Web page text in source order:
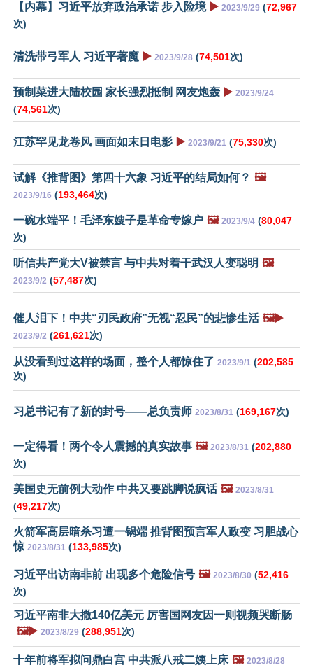
【内幕】习近平放弃政治承诺 步入险境 ▶️ 2023/9/29 (72,967
次)
清洗带弓军人 习近平著魔 ▶️ 2023/9/28 (74,501次)
预制菜进大陆校园 家长强烈抵制 网友炮轰 ▶️ 2023/9/24
(74,561次)
江苏罕见龙卷风 画面如末日电影 ▶️ 2023/9/21 (75,330次)
试解《推背图》第四十六象 习近平的结局如何？ 🖼️
2023/9/16 (193,464次)
一碗水端平！毛泽东嫂子是革命专嫁户 🖼️ 2023/9/4 (80,047
次)
听信共产党大V被禁言 与中共对着干武汉人变聪明 🖼️
2023/9/2 (57,487次)
催人泪下！中共“刃民政府”无视“忍民”的悲惨生活 🖼️▶️
2023/9/2 (261,621次)
从没看到过这样的场面，整个人都惊住了 2023/9/1 (202,585
次)
习总书记有了新的封号——总负责师 2023/8/31 (169,167次)
一定得看！两个令人震撼的真实故事 🖼️ 2023/8/31 (202,880
次)
美国史无前例大动作 中共又要跳脚说疯话 🖼️ 2023/8/31
(49,217次)
火箭军高层暗杀习遭一锅端 推背图预言军人政变 习胆战心
惊 2023/8/31 (133,985次)
习近平出访南非前 出现多个危险信号 🖼️ 2023/8/30 (52,416
次)
习近平南非大撒140亿美元 厉害国网友因一则视频哭断肠
🖼️▶️ 2023/8/29 (288,951次)
十年前将军拟问鼎白宫 中共派八戒二姨上床 🖼️ 2023/8/28